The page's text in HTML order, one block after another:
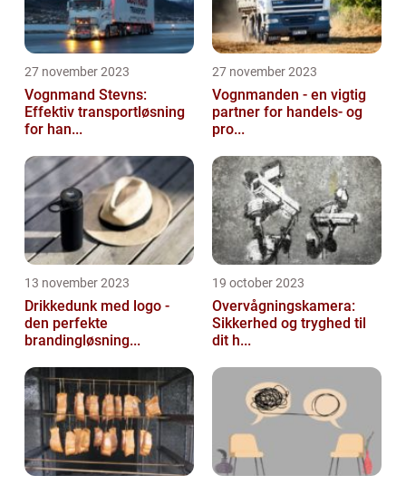
27 november 2023
Vognmand Stevns:
Effektiv transportløsning
for han...
27 november 2023
Vognmanden - en vigtig
partner for handels- og
pro...
13 november 2023
Drikkedunk med logo -
den perfekte
brandingløsning...
19 october 2023
Overvågningskamera:
Sikkerhed og tryghed til
dit h...